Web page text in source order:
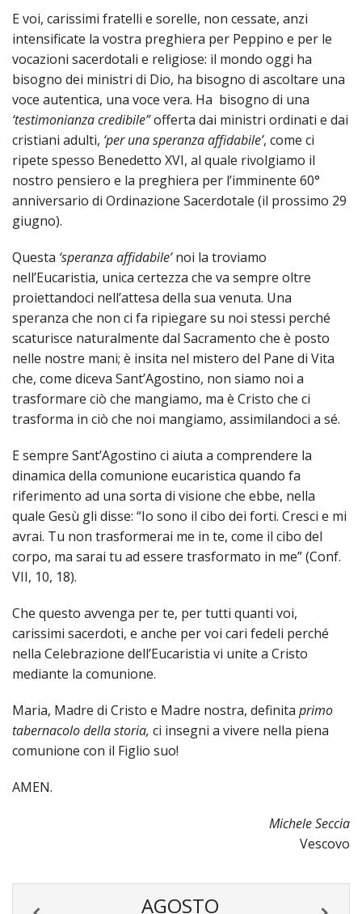
E voi, carissimi fratelli e sorelle, non cessate, anzi
intensificate la vostra preghiera per Peppino e per le
vocazioni sacerdotali e religiose: il mondo oggi ha
bisogno dei ministri di Dio, ha bisogno di ascoltare una
voce autentica, una voce vera. Ha bisogno di una
‘testimonianza credibile”offerta dai ministri ordinati e dai
cristiani adulti, ‘per una speranza affidabile’, come ci
ripete spesso Benedetto XVI, al quale rivolgiamo il
nostro pensiero e la preghiera per l’imminente 60°
anniversario di Ordinazione Sacerdotale (il prossimo 29
giugno).
Questa ‘speranza affidabile’noi la troviamo
nell’Eucaristia, unica certezza che va sempre oltre
proiettandoci nell’attesa della sua venuta. Una
speranza che non ci fa ripiegare su noi stessi perché
scaturisce naturalmente dal Sacramento che è posto
nelle nostre mani; è insita nel mistero del Pane di Vita
che, come diceva Sant’Agostino, non siamo noi a
trasformare ciò che mangiamo, ma è Cristo che ci
trasforma in ciò che noi mangiamo, assimilandoci a sé.
E sempre Sant’Agostino ci aiuta a comprendere la
dinamica della comunione eucaristica quando fa
riferimento ad una sorta di visione che ebbe, nella
quale Gesù gli disse: “Io sono il cibo dei forti. Cresci e mi
avrai. Tu non trasformerai me in te, come il cibo del
corpo, ma sarai tu ad essere trasformato in me” (Conf.
VII, 10, 18).
Che questo avvenga per te, per tutti quanti voi,
carissimi sacerdoti, e anche per voi cari fedeli perché
nella Celebrazione dell’Eucaristia vi unite a Cristo
mediante la comunione.
Maria, Madre di Cristo e Madre nostra, definita primo
tabernacolo della storia, ci insegni a vivere nella piena
comunione con il Figlio suo!
AMEN.
MicheleSeccia
Vescovo
AGOSTO